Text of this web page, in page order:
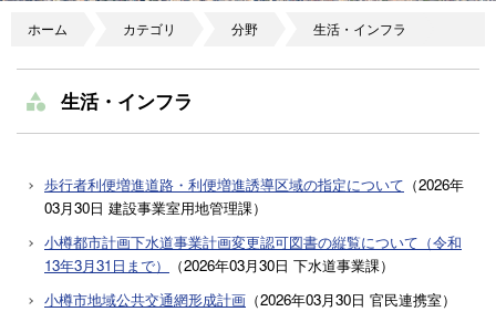
ホーム カテゴリ 分野 生活・インフラ
生活・インフラ
歩行者利便増進道路・利便増進誘導区域の指定について （2026年
03月30日 建設事業室用地管理課）
小樽都市計画下水道事業計画変更認可図書の縦覧について（令和
13年3月31日まで）
（2026年03月30日 下水道事業課）
小樽市地域公共交通網形成計画 （2026年03月30日 官民連携室）